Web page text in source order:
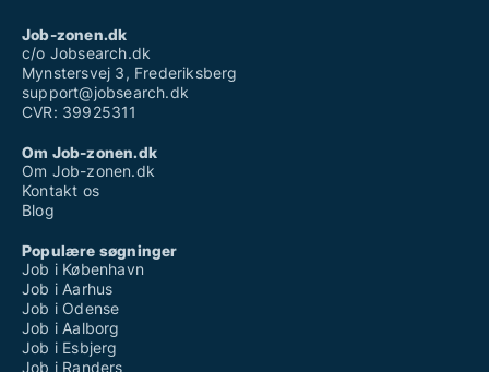
Job-zonen.dk
c/o Jobsearch.dk
Mynstersvej 3, Frederiksberg
support@jobsearch.dk
CVR: 39925311
Om Job-zonen.dk
Om Job-zonen.dk
Kontakt os
Blog
Populære søgninger
Job i København
Job i Aarhus
Job i Odense
Job i Aalborg
Job i Esbjerg
Job i Randers